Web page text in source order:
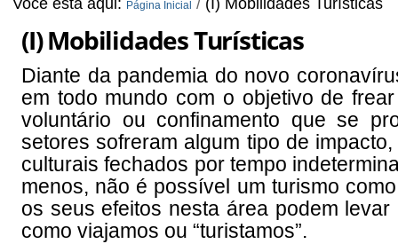
Você está aqui: Página Inicial / (I) Mobilidades Turísticas
(I) Mobilidades Turísticas
Diante da pandemia do novo
em todo mundo com o objetivo de
voluntário ou confinamento que se
setores sofreram algum tipo de
culturais fechados por tempo
menos, não é possível um turismo
os seus efeitos nesta área podem
como viajamos ou “turistamos”.